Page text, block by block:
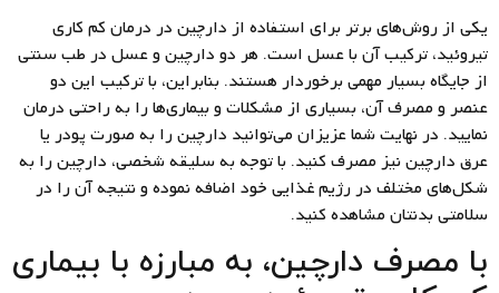
یکی از روش‌های برتر برای استفاده از دارچین در درمان کم کاری
تیروئید، ترکیب آن با عسل است. هر دو دارچین و عسل در طب سنتی
از جایگاه بسیار مهمی برخوردار هستند. بنابراین، با ترکیب این دو
عنصر و مصرف آن، بسیاری از مشکلات و بیماری‌ها را به راحتی درمان
نمایید. در نهایت شما عزیزان می‌توانید دارچین را به صورت پودر یا
عرق دارچین نیز مصرف کنید. با توجه به سلیقه شخصی، دارچین را به
شکل‌های مختلف در رژیم غذایی خود اضافه نموده و نتیجه آن را در
سلامتی بدنتان مشاهده کنید.
با مصرف دارچین، به مبارزه با بیماری